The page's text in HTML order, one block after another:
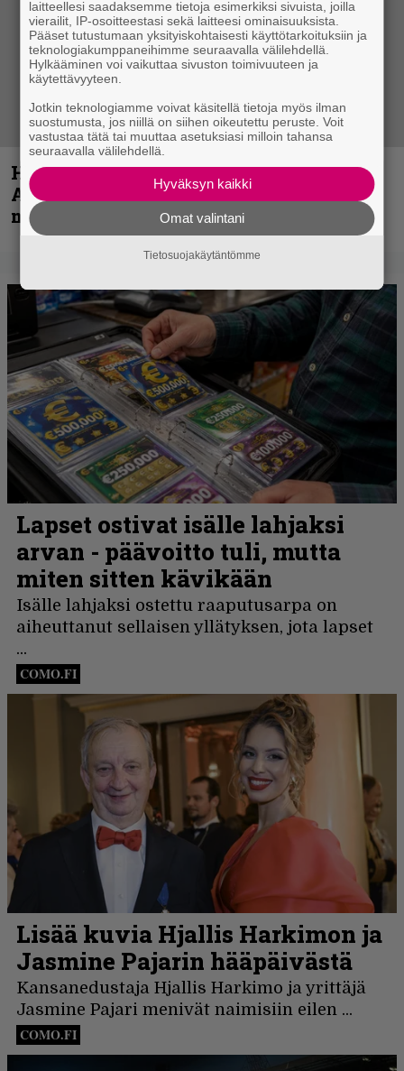
Hellsinki Metal Festival kuvina, osa 1 –
Accept, Carcass, Black Label Society ja
muita avauspäivän esiintyjiä
laitteellesi saadaksemme tietoja esimerkiksi sivuista, joilla
vierailit, IP-osoitteestasi sekä laitteesi ominaisuuksista.
Pääset tutustumaan yksityiskohtaisesti käyttötarkoituksiin ja
teknologiakumppaneihimme seuraavalla välilehdellä.
Hylkääminen voi vaikuttaa sivuston toimivuuteen ja
käytettävyyteen.
Jotkin teknologiamme voivat käsitellä tietoja myös ilman
suostumusta, jos niillä on siihen oikeutettu peruste. Voit
vastustaa tätä tai muuttaa asetuksiasi milloin tahansa
seuraavalla välilehdellä.
Hyväksyn kaikki
Omat valintani
Tietosuojakäytäntömme